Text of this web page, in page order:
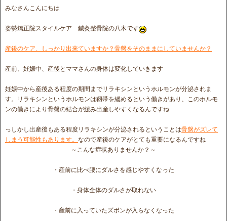
みなさんこんにちは
姿勢矯正院スタイルケア 鍼灸整骨院の八木です
産後のケア、しっかり出来ていますか？骨盤をそのままにしていませんか？
産前、妊娠中、産後とママさんの身体は変化していきます
妊娠中から産後ある程度の期間までリラキシンというホルモンが分泌されま
す。リラキシンというホルモンは靱帯を緩めるという働きがあり、このホルモ
ンの働きにより骨盤の結合が緩み出産しやすくなるんですね
っしかし出産後もある程度リラキシンが分泌されるということは骨盤がズレて
しまう可能性もあります。 なので産後のケアがとても重要になるんですね
～こんな症状ありませんか？～
・産前に比べ腰にダルさを感じやすくなった
・身体全体のダルさが取れない
・産前に入っていたズボンが入らなくなった